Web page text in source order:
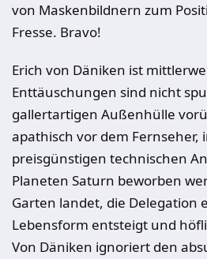
von Maskenbildnern zum
Fresse. Bravo!
Erich von Däniken ist
Enttäuschungen sind nicht
gallertartigen Außenhülle
apathisch vor dem Fernseher,
preisgünstigen technischen
Planeten Saturn beworben
Garten landet, die Delegation
Lebensform entsteigt und
Von Däniken ignoriert den